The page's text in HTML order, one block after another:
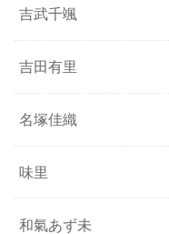
吉武千颯
吉田有里
名塚佳織
味里
和氣あず未